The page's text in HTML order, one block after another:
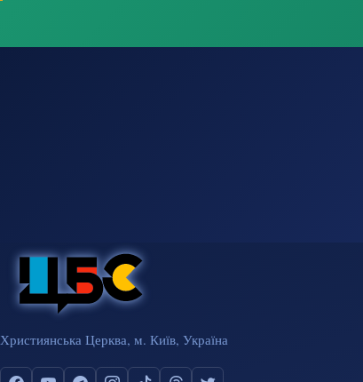
Християнська Церква, м. Київ, Україна